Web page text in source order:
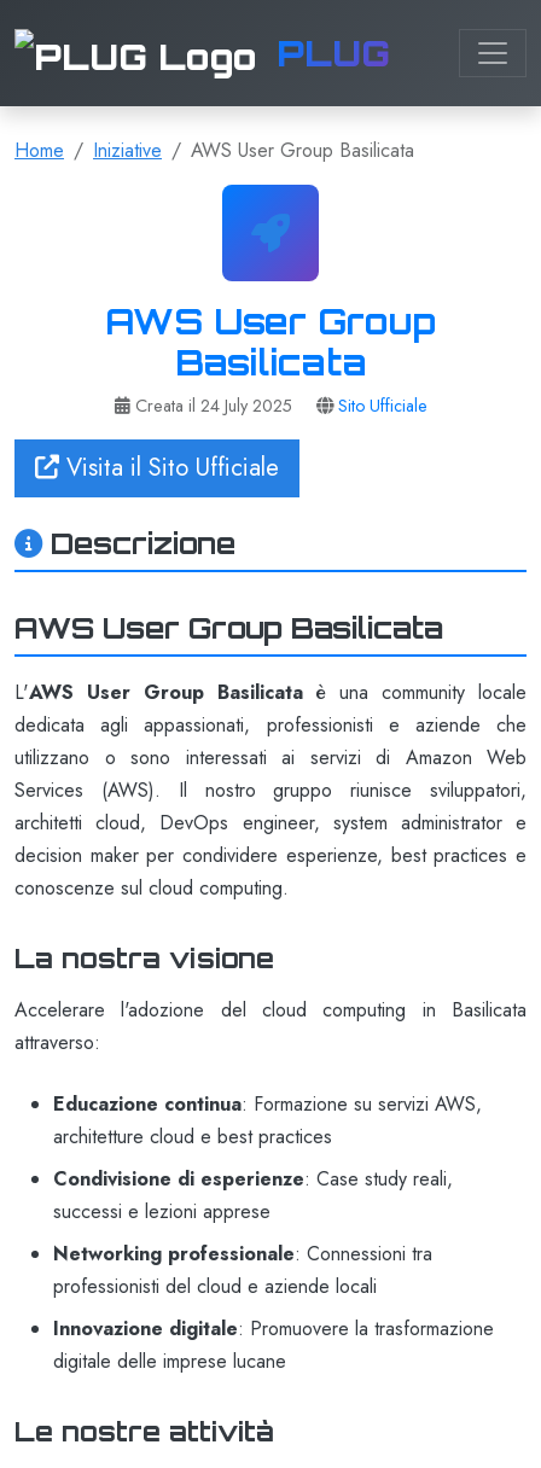
PLUG
Home Iniziative AWS User Group Basilicata
AWS User Group
Basilicata
Creata il 24 July 2025 Sito Ufficiale
Visita il Sito Ufficiale
Descrizione
AWS User Group Basilicata
L'AWS User Group Basilicataè una community locale
dedicata agli appassionati, professionisti e aziende che
utilizzano o sono interessati ai servizi di Amazon Web
Services (AWS). Il nostro gruppo riunisce sviluppatori,
architetti cloud, DevOps engineer, system administrator e
decision maker per condividere esperienze, best practices e
conoscenze sul cloud computing.
La nostra visione
Accelerare l'adozione del cloud computing in Basilicata
attraverso:
Educazione continua: Formazione su servizi AWS,
architetture cloud e best practices
Condivisione di esperienze: Case study reali,
successi e lezioni apprese
Networking professionale: Connessioni tra
professionisti del cloud e aziende locali
Innovazione digitale: Promuovere la trasformazione
digitale delle imprese lucane
Le nostre attività